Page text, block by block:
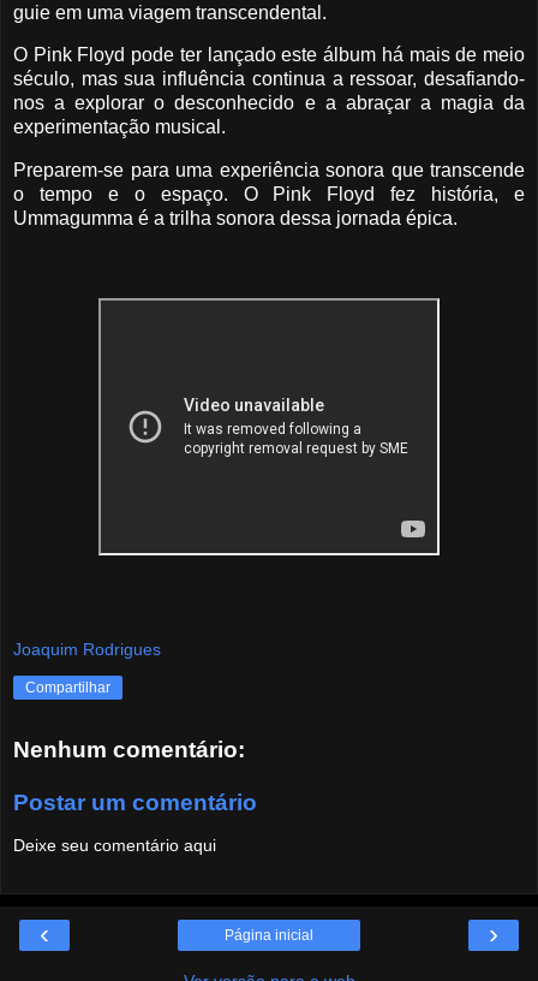
guie em uma viagem transcendental.
O Pink Floyd pode ter lançado este álbum há mais de meio
século, mas sua influência continua a ressoar, desafiando-
nos a explorar o desconhecido e a abraçar a magia da
experimentação musical.
Preparem-se para uma experiência sonora que transcende
o tempo e o espaço. O Pink Floyd fez história, e
Ummagumma é a trilha sonora dessa jornada épica.
Joaquim Rodrigues
Compartilhar
Nenhum comentário:
Postar um comentário
Deixe seu comentário aqui
‹ ›
Página inicial